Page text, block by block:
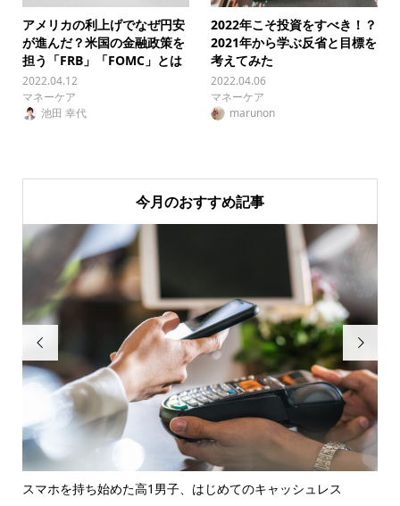
アメリカの利上げでなぜ円安
が進んだ？米国の金融政策を
担う「FRB」「FOMC」とは
2022.04.12
マネーケア
池田 幸代
2022年こそ投資をすべき！？
2021年から学ぶ反省と目標を
考えてみた
2022.04.06
マネーケア
marunon
今月のおすすめ記事

スマホを持ち始めた高1男子、はじめてのキャッシュレス
